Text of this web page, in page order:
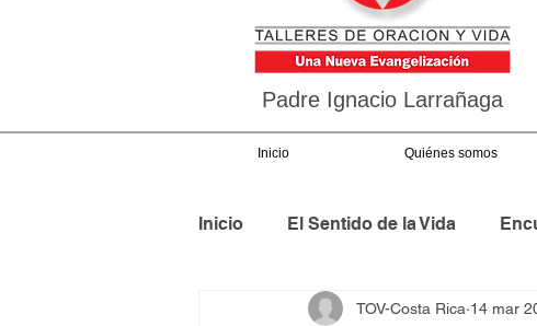
Padre Ignacio Larrañaga
Inicio Quiénes somos
Inicio El Sentido de la Vida
Asamblea Internacional 2018
TOV-Costa Rica 14 mar